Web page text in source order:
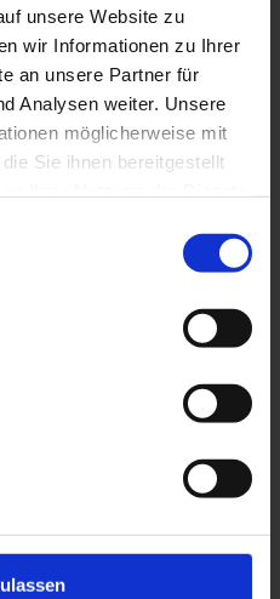
unsere Website zu
wir Informationen zu Ihrer
an unsere Partner für
Analysen weiter. Unsere
möglicherweise mit
Sie ihnen bereitgestellt
(m/w/d)